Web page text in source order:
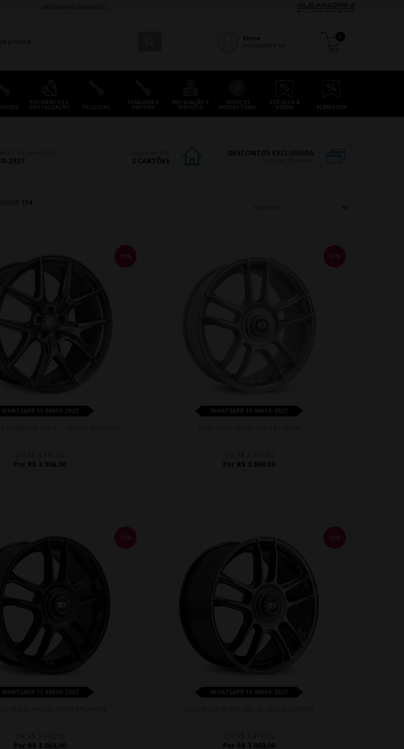
Entre
ou cadastre-se
POLIMENTOS E
CRISTALIZAÇÃO PELÍCULAS
FUNILARIA E
PINTURA
INSTALAÇÃO E
SERVIÇOS
SERVIÇOS
NOSSAS LOJAS
VEÍCULOS À
VENDA BLINDAGEM
2927 2 CARTÕES
DESCONTOS EXCLUSIVOS
114
WHATSAPP 11 99610-2927
Por R$ 3.906,00
WHATSAPP 11 99610-2927
Por R$ 3.069,00
WHATSAPP 11 99610-2927
Por R$ 3.069,00
WHATSAPP 11 99610-2927
Por R$ 3.069,00